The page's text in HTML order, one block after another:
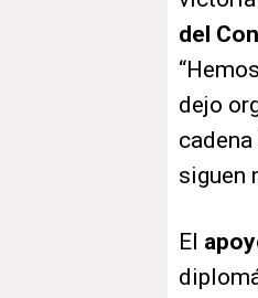
del
dejo
siguen
El